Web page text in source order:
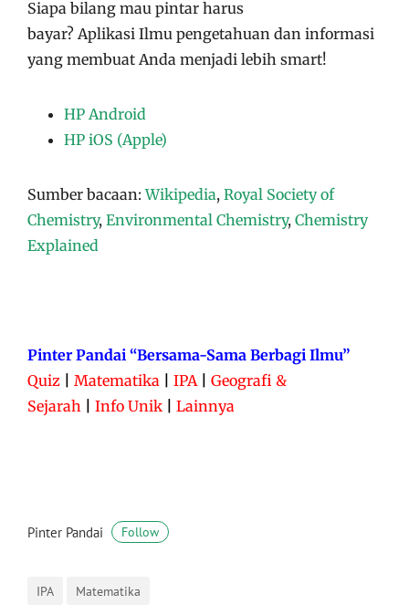
Siapa bilang mau pintar harus
bayar? Aplikasi Ilmu pengetahuan dan informasi
yang membuat Anda menjadi lebih smart!
HP Android
HP iOS (Apple)
Sumber bacaan:Wikipedia, Royal Society of
Chemistry, Environmental Chemistry, Chemistry
Explained
Pinter Pandai “Bersama-Sama Berbagi Ilmu”
Quiz
Matematika IPA| Geografi &
Sejarah
Info Unik Lainnya
Pinter Pandai Follow
IPA Matematika